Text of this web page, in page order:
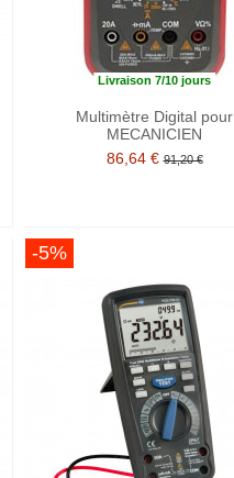
Livraison 7/10 jours
Multimètre Digital pour
MECANICIEN
86,64 € 91,20 €
-5%